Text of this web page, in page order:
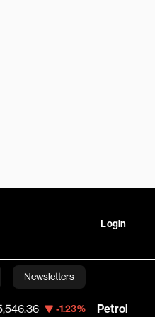
Login
Newsletters
Opinião Vídeos
-1.23% Petrobras PN 42.13